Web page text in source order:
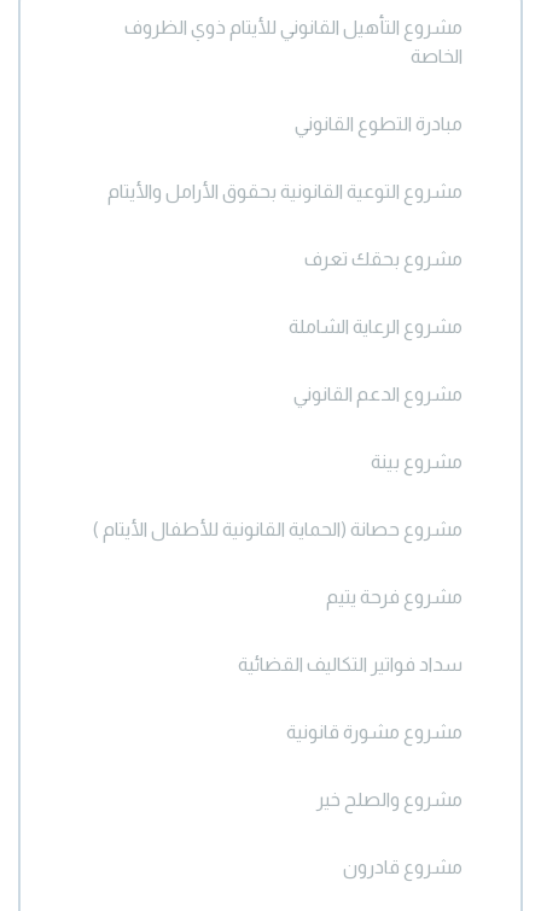
مشروع التأهيل القانوني للأيتام ذوي الظروف
الخاصة
مبادرة التطوع القانوني
مشروع التوعية القانونية بحقوق الأرامل والأيتام
مشروع بحقك تعرف
مشروع الرعاية الشاملة
مشروع الدعم القانوني
مشروع بينة
مشروع حصانة (الحماية القانونية للأطفال الأيتام )
مشروع فرحة يتيم
سداد فواتير التكاليف القضائية
مشروع مشورة قانونية
مشروع والصلح خير
مشروع قادرون